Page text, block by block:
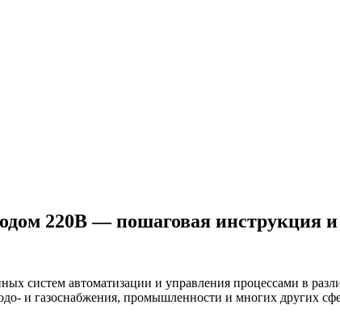
220В — пошаговая инструкция
систем автоматизации и управления процессами в
и газоснабжения, промышленности и многих других